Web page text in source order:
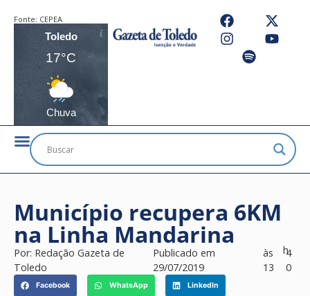
Fonte: CEPEA
Toledo
17°C
Chuva
Município recupera 6KM
na Linha Mandarina
Por: Redação Gazeta de
Toledo
Publicado em
29/07/2019
às
13
h4
0
Facebook WhatsApp LinkedIn